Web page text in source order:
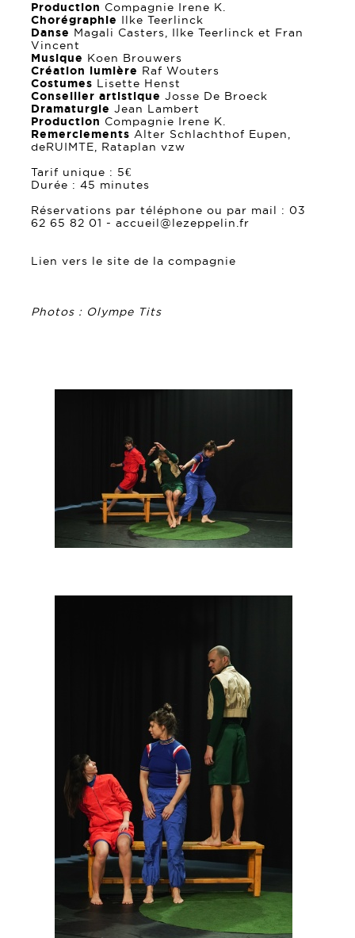
Production Compagnie Irene K.
Chorégraphie Ilke Teerlinck
Danse Magali Casters, Ilke Teerlinck et Fran
Vincent
Musique Koen Brouwers
Création lumière Raf Wouters
Costumes Lisette Henst
Conseiller artistique Josse De Broeck
Dramaturgie Jean Lambert
Production Compagnie Irene K.
Remerciements Alter Schlachthof Eupen,
deRUIMTE, Rataplan vzw
Tarif unique : 5€
Durée : 45 minutes
Réservations par téléphone ou par mail : 03
62 65 82 01 - accueil@lezeppelin.fr
Lien vers le site de la compagnie
Photos : Olympe Tits